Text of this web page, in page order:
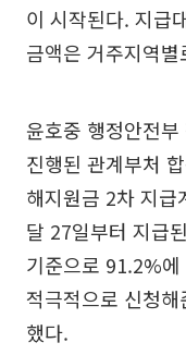
이 시작된다. 지급
금액은 거주지역
윤호중 행정안전
진행된 관계부처
해지원금 2차 지급
달 27일부터 지급
기준으로 91.2%
적극적으로 신청
했다.